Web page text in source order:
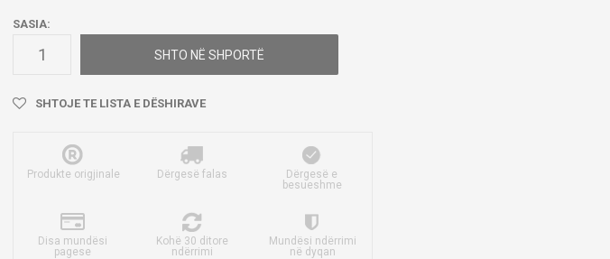
SASIA:
SHTO NË SHPORTË
SHTOJE TE LISTA E DËSHIRAVE
Produkte origjinale Dërgesë falas
Dërgesë e
besueshme
Disa mundësi
pagese
Kohë 30 ditore
ndërrimi
Mundësi ndërrimi
në dyqan